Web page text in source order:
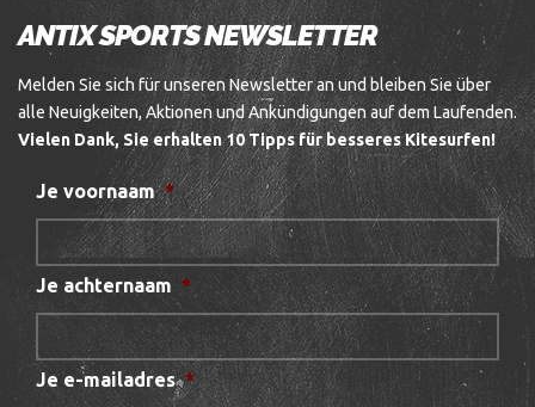
ANTIX SPORTS NEWSLETTER
Melden Sie sich für unseren Newsletter an und bleiben Sie über
alle Neuigkeiten, Aktionen und Ankündigungen auf dem Laufenden.
Vielen Dank, Sie erhalten 10 Tipps für besseres Kitesurfen!
Je voornaam *
Je achternaam *
Je e-mailadres *